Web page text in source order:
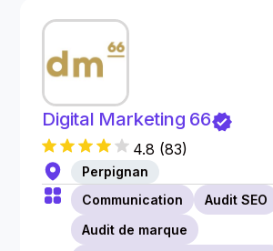
Digital Marketing 66
4.8 (83)
Perpignan
Communication
Audit SEO
Audit de marque